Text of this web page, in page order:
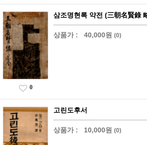
삼조명현록 약전 (三朝名賢錄
상품가 : 40,000원 (0)
0
고린도후서
상품가 : 10,000원 (0)